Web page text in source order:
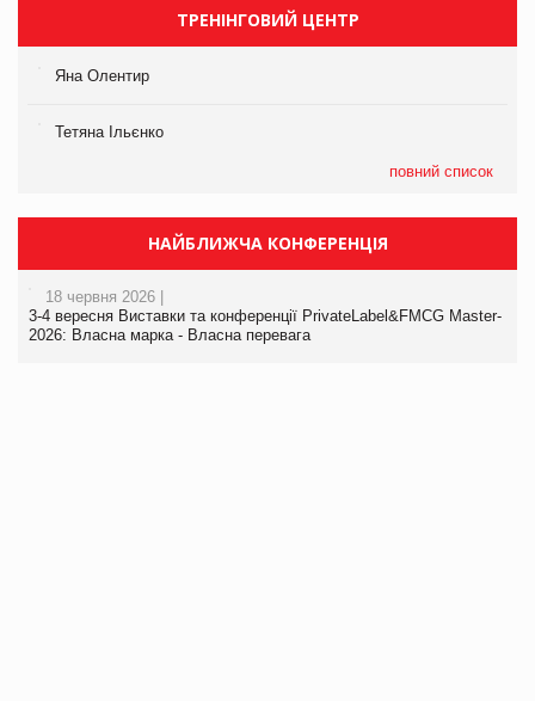
ТРЕНІНГОВИЙ ЦЕНТР
Яна Олентир
Тетяна Ільєнко
повний список
НАЙБЛИЖЧА КОНФЕРЕНЦІЯ
18 червня 2026 |
3-4 вересня Виставки та конференції PrivateLabel&FMCG Master-
2026: Власна марка - Власна перевага